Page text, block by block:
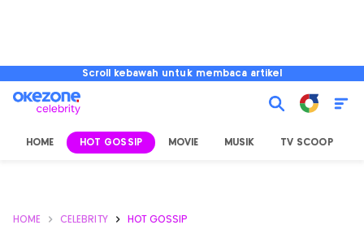
Scroll kebawah untuk membaca artikel
HOME HOT GOSSIP MOVIE MUSIK TV SCOOP
HOME CELEBRITY HOT GOSSIP